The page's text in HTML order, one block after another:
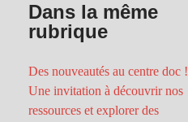
Dans la même
rubrique
Des nouveautés au centre doc !
Une invitation à découvrir nos
ressources et explorer des